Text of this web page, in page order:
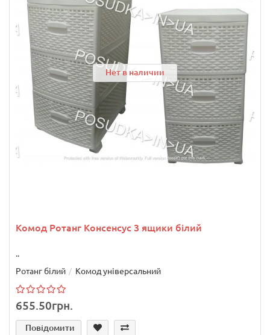
Нет в наличии
Комод Ротанг Консенсус 3 ящики білий
..
Ротанг білий
Комод універсальний
655.50грн.
Повідомити